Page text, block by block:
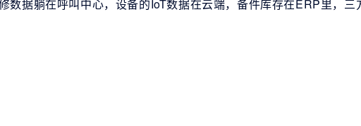
数据躺在呼叫中心，设备的IoT数据在云端，备件库存在ERP里，三